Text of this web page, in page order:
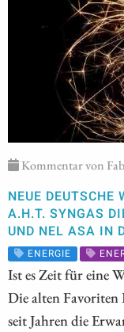
Kommentar von
NEUE DEUTSCHE
A.H.T. SYNGAS
UND NEL ASA IN
ENERGIE
Ist es Zeit für eine
Die alten Favoriten
seit Jahren die